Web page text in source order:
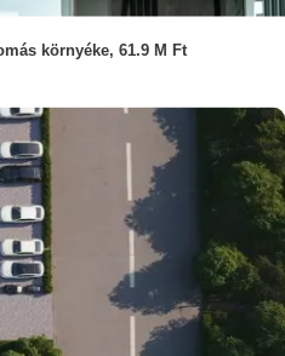
környéke, 61.9 M Ft